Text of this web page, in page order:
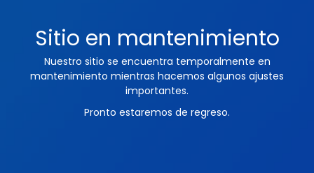
Sitio en mantenimiento
Nuestro sitio se encuentra temporalmente en
mantenimiento mientras hacemos algunos ajustes
importantes.
Pronto estaremos de regreso.